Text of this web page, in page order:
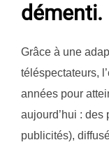
démenti.
Grâce à une
téléspectateurs,
années pour
aujourd’hui : des
publicités),